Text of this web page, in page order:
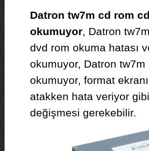
Datron tw7m cd rom
okumuyor, Datron
dvd rom okuma hatası
okumuyor, Datron
okumuyor, format
atakken hata veriyor
değişmesi gerekebilir.